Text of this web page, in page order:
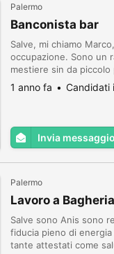
Palermo
Banconista bar
Salve, mi chiamo
occupazione. Sono un
mestiere sin da
cose nuove in questo
1 anno fa Candidati
Invia messaggio
Palermo
Lavoro a Bagheria
Salve sono Anis sono
fiducia pieno di
tante attestati come